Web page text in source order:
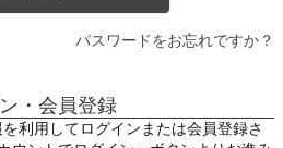
パスワードをお忘れですか？
・会員登録
利用してログインまたは会員登録さ